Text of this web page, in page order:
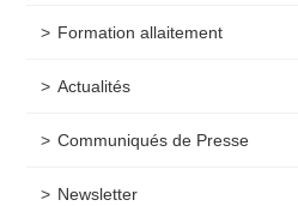
Formation allaitement
Actualités
Communiqués de Presse
Newsletter